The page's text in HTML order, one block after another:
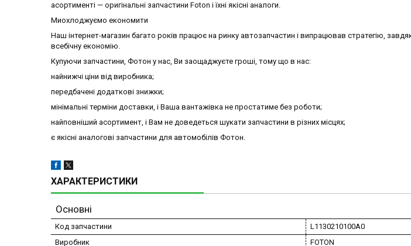
асортименті — оригінальні запчастини Foton і їхні якісні аналоги.
Миохлоджуємо економити
Наш інтернет-магазин багато років працює на ринку автозапчастин і випрацював стратегію,
всебічну економію.
Купуючи запчастини, Фотон у нас, Ви заощаджуєте гроші, тому що в нас:
найнижчі ціни від виробника;
передбачені додаткові знижки;
мінімальні терміни доставки, і Ваша вантажівка не простатиме без роботи;
найповніший асортимент, і Вам не доведеться шукати запчастини в різних місцях;
є якісні аналогові запчастини для автомобілів Фотон.
ХАРАКТЕРИСТИКИ
Основні
Код запчастини
L1130210100A0
Виробник
FOTON